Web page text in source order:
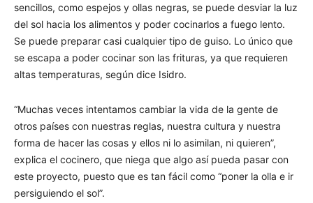
sencillos, como espejos y ollas negras, se puede desviar la luz
del sol hacia los alimentos y poder cocinarlos a fuego lento.
Se puede preparar casi cualquier tipo de guiso. Lo único que
se escapa a poder cocinar son las frituras, ya que requieren
altas temperaturas, según dice Isidro.
“Muchas veces intentamos cambiar la vida de la gente de
otros países con nuestras reglas, nuestra cultura y nuestra
forma de hacer las cosas y ellos ni lo asimilan, ni quieren”,
explica el cocinero, que niega que algo así pueda pasar con
este proyecto, puesto que es tan fácil como “poner la olla e ir
persiguiendo el sol”.